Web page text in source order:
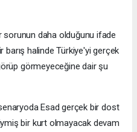
sorunun daha olduğunu ifade
barış halinde Türkiye'yi gerçek
görmeyeceğine dair şu
Esad gerçek bir dost
bir kurt olmayacak devam